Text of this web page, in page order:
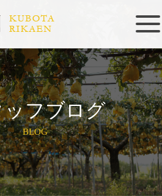
フブログ
BLOG